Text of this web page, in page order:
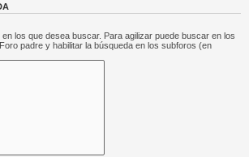
los que desea buscar. Para agilizar puede buscar en los
padre y habilitar la búsqueda en los subforos (en